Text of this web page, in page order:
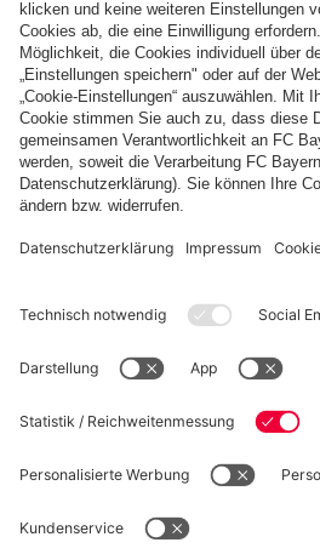
Die
FCBB-
Fan-
App
Tageskarten
für
Heimspiele
Unser
Home
Jersey
2026/27
PARTNER
© FC Bayern München